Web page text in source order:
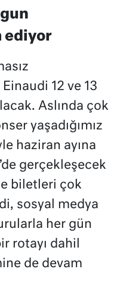
ediyor
12 ve 13
Aslında çok
yaşadığımız
haziran ayına
gerçekleşecek
biletleri çok
sosyal medya
her gün
rotayı dahil
de devam